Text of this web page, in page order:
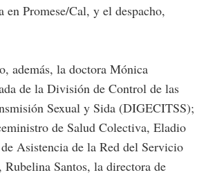
en Promese/Cal, y el despacho,
además, la doctora Mónica
de la División de Control de las
Sexual y Sida (DIGECITSS);
de Salud Colectiva, Eladio
Asistencia de la Red del Servicio
Santos, la directora de